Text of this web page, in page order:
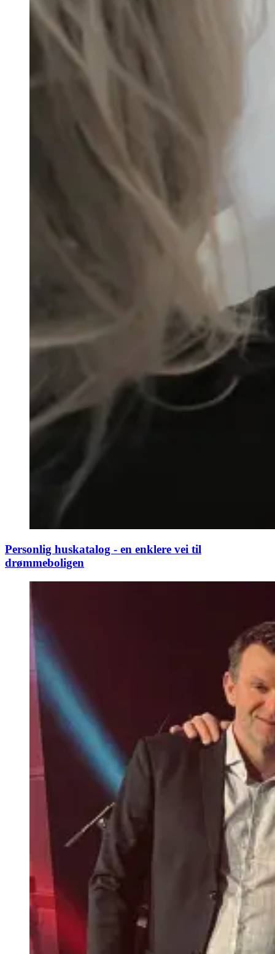
Personlig huskatalog - en enklere vei til
drømmeboligen